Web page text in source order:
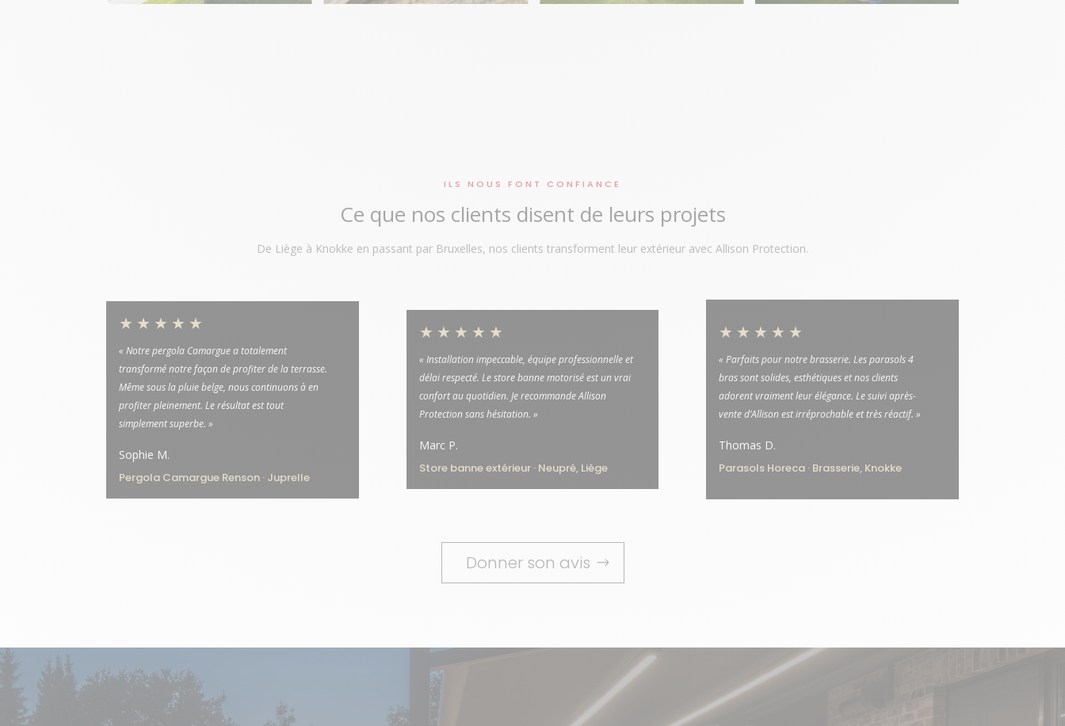
ILS NOUS FONT CONFIANCE
Ce que nos clients disent de leurs projets
De Liège à Knokke en passant par Bruxelles, nos clients transforment leur extérieur avec Allison Protection.
★★★★★
« Notre pergola Camargue a totalement
transformé notre façon de profiter de la terrasse.
Même sous la pluie belge, nous continuons à en
profiter pleinement. Le résultat est tout
simplement superbe. »
Sophie M.
Pergola Camargue Renson · Juprelle
★★★★★
« Installation impeccable, équipe professionnelle et
délai respecté. Le store banne motorisé est un vrai
confort au quotidien. Je recommande Allison
Protection sans hésitation. »
Marc P.
Store banne extérieur · Neupré, Liège
★★★★★
« Parfaits pour notre brasserie. Les parasols 4
bras sont solides, esthétiques et nos clients
adorent vraiment leur élégance. Le suivi après-
vente d’Allison est irréprochable et très réactif. »
Thomas D.
Parasols Horeca · Brasserie, Knokke
Donner son avis